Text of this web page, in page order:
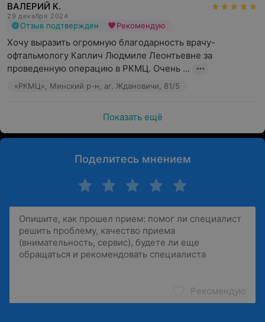
ВАЛЕРИЙ К.
29 декабря 2024
Отзыв подтвержден Рекомендую
Хочу выразить огромную благодарность врачу-
офтальмологу Каплич Людмиле Леонтьевне за
проведенную операцию в РКМЦ. Очень ...
«РКМЦ», Минский р-н, аг. Ждановичи, 81/5
Показать ещё
Поделитесь мнением
Рекомендую